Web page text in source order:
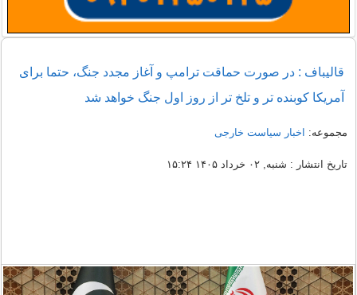
قالیباف : در صورت حماقت ترامپ و آغاز مجدد جنگ، حتما برای
آمریکا کوبنده تر و تلخ تر از روز اول جنگ خواهد شد
مجموعه: اخبار سیاست خارجی
تاریخ انتشار : شنبه, ۰۲ خرداد ۱۴۰۵ ۱۵:۲۴